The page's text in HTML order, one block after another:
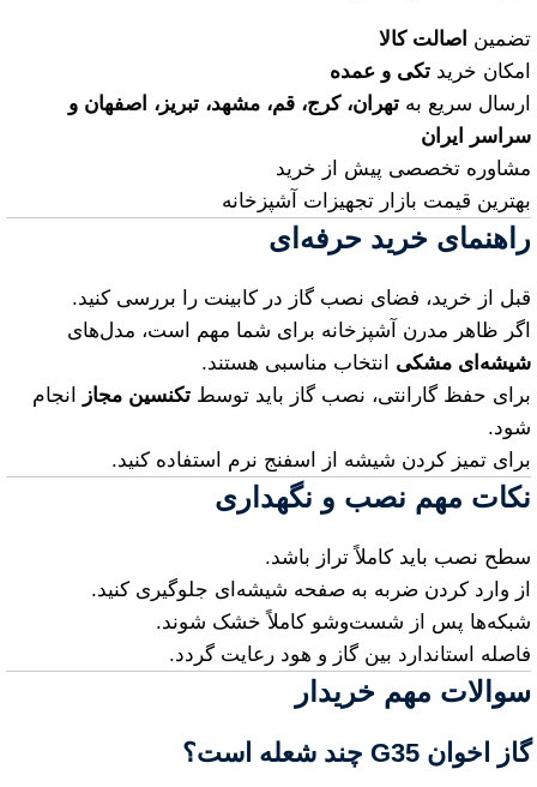
تضمین اصالت کالا
امکان خرید تکی و عمده
ارسال سریع به تهران، کرج، قم، مشهد، تبریز، اصفهان و
سراسر ایران
مشاوره تخصصی پیش از خرید
بهترین قیمت بازار تجهیزات آشپزخانه
راهنمای خرید حرفه‌ای
قبل از خرید، فضای نصب گاز در کابینت را بررسی کنید.
اگر ظاهر مدرن آشپزخانه برای شما مهم است، مدل‌های
شیشه‌ای مشکی انتخاب مناسبی هستند.
برای حفظ گارانتی، نصب گاز باید توسط تکنسین مجاز
انجام
شود.
برای تمیز کردن شیشه از اسفنج نرم استفاده کنید.
نکات مهم نصب و نگهداری
سطح نصب باید کاملاً تراز باشد.
از وارد کردن ضربه به صفحه شیشه‌ای جلوگیری کنید.
شبکه‌ها پس از شست‌وشو کاملاً خشک شوند.
فاصله استاندارد بین گاز و هود رعایت گردد.
سوالات مهم خریدار
گاز اخوان G35 چند شعله است؟